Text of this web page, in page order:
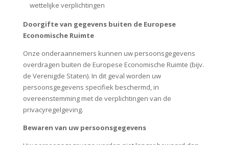
wettelijke verplichtingen
Doorgifte van gegevens buiten de Europese
Economische Ruimte
Onze onderaannemers kunnen uw persoonsgegevens
overdragen buiten de Europese Economische Ruimte (bijv.
de Verenigde Staten). In dit geval worden uw
persoonsgegevens specifiek beschermd, in
overeenstemming met de verplichtingen van de
privacyregelgeving.
Bewaren van uw persoonsgegevens